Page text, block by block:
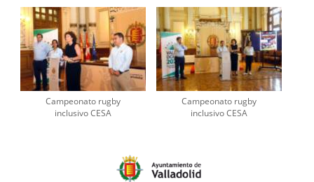
Campeonato rugby
inclusivo CESA
Campeonato rugby
inclusivo CESA